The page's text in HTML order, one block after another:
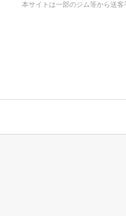
本サイトは一部のジム等から送客